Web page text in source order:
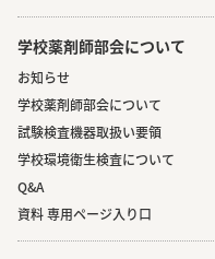
学校薬剤師部会について
お知らせ
学校薬剤師部会について
試験検査機器取扱い要領
学校環境衛生検査について
Q&A
資料 専用ページ入り口